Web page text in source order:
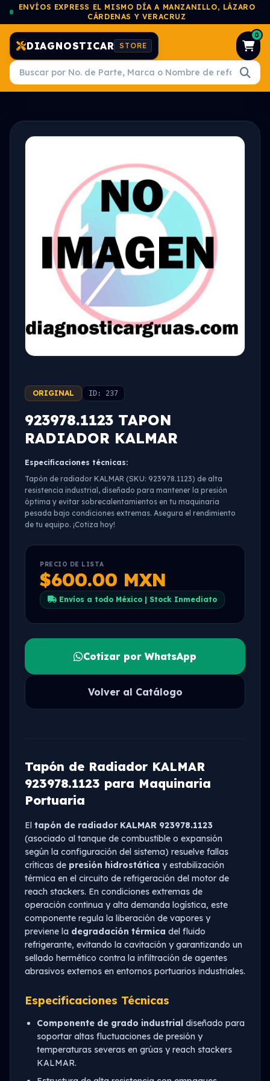
ENVÍOS EXPRESS EL MISMO DÍA A MANZANILLO, LÁZARO
CÁRDENAS Y VERACRUZ
DIAGNOSTICAR STORE
0
ORIGINAL ID: 237
923978.1123 TAPON
RADIADOR KALMAR
Especificaciones técnicas:
Tapón de radiador KALMAR (SKU: 923978.1123) de alta
resistencia industrial, diseñado para mantener la presión
óptima y evitar sobrecalentamientos en tu maquinaria
pesada bajo condiciones extremas. Asegura el rendimiento
de tu equipo. ¡Cotiza hoy!
PRECIO DE LISTA
$600.00 MXN
Envíos a todo México | Stock Inmediato
Cotizar por WhatsApp
Volver al Catálogo
Tapón de Radiador KALMAR
923978.1123 para Maquinaria
Portuaria
El tapón de radiador KALMAR 923978.1123
(asociado al tanque de combustible o expansión
según la configuración del sistema) resuelve fallas
críticas de presión hidrostática y estabilización
térmica en el circuito de refrigeración del motor de
reach stackers. En condiciones extremas de
operación continua y alta demanda logística, este
componente regula la liberación de vapores y
previene la degradación térmica del fluido
refrigerante, evitando la cavitación y garantizando un
sellado hermético contra la infiltración de agentes
abrasivos externos en entornos portuarios industriales.
Especificaciones Técnicas
Componente de grado industrial diseñado para
soportar altas fluctuaciones de presión y
temperaturas severas en grúas y reach stackers
KALMAR.